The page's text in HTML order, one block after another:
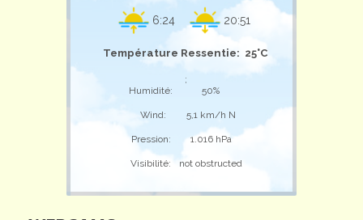
6:24 20:51
Température Ressentie: 25°C
;
Humidité:
50%
Wind: 5,1 km/h N
Pression: 1.016 hPa
Visibilité: not obstructed